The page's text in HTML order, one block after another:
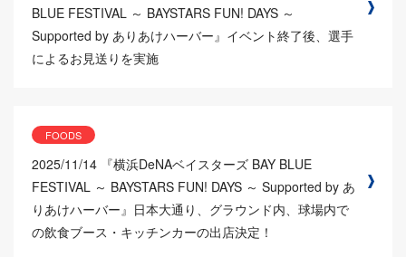
BLUE FESTIVAL ～ BAYSTARS FUN! DAYS ～
Supported by ありあけハーバー』イベント終了後、選手
によるお見送りを実施
FOODS
2025/11/14 『横浜DeNAベイスターズ BAY BLUE
FESTIVAL ～ BAYSTARS FUN! DAYS ～ Supported by あ
りあけハーバー』日本大通り、グラウンド内、球場内で
の飲食ブース・キッチンカーの出店決定！